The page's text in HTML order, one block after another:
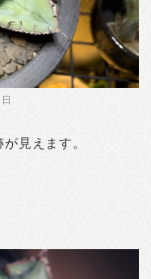
見えます。